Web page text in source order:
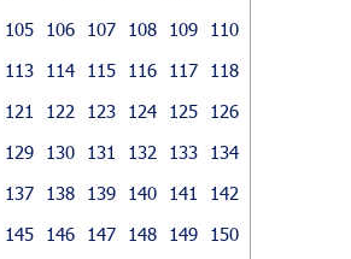
105 106 107 108 109
110
113 114 115 116 117
118
121 122 123 124 125
126
129 130 131 132 133
134
137 138 139 140 141
142
145 146 147 148 149
150